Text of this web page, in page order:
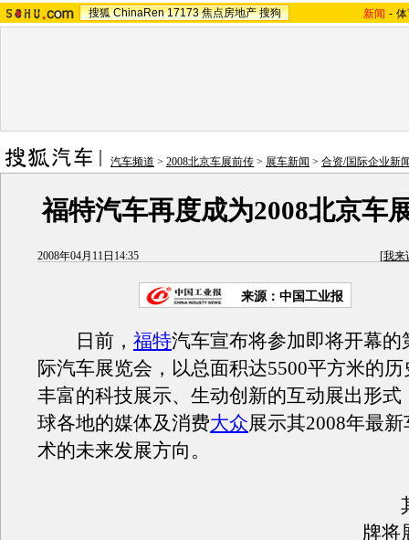
搜狐 ChinaRen 17173 焦点房地产 搜狗 新闻 -
汽车频道 > 2008北京车展前传 > 展车新闻 > 合资/国际企业新
福特汽车再度成为2008北京车
2008年04月11日14:35 [我来
来源：中国工业报
日前， 福特汽车宣布将参加即将开幕的
际汽车展览会，以总面积达5500平方米的
丰富的科技展示、生动创新的互动展出形式
球各地的媒体及消费大众展示其2008年最
术的未来发展方向。
其
牌将